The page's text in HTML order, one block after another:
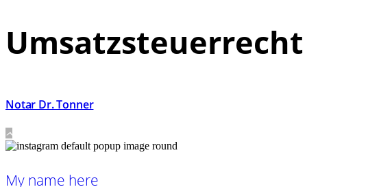
Umsatzsteuerrecht
Notar Dr. Tonner
My name here